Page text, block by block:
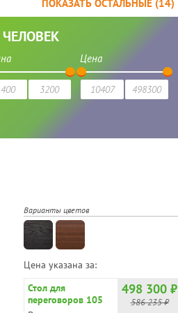
ЧЕЛОВЕК И БОЛЕЕ
ЭКОНОМ
БЕЛОРУССИЯ
ПОКАЗАТЬ ОСТАЛЬНЫЕ (14)
Цена
Варианты цветов
Цена указана за:
Стол для
переговоров 105
498 300 ₽
586 235 ₽